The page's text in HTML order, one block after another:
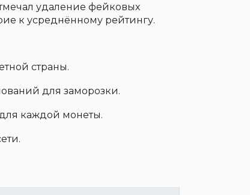
удаление фейковых
к усреднённому рейтингу.
страны.
для заморозки.
каждой монеты.